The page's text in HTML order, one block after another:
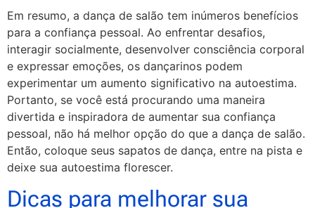
Em resumo, a dança de salão tem inúmeros benefícios
para a confiança pessoal. Ao enfrentar desafios,
interagir socialmente, desenvolver consciência corporal
e expressar emoções, os dançarinos podem
experimentar um aumento significativo na autoestima.
Portanto, se você está procurando uma maneira
divertida e inspiradora de aumentar sua confiança
pessoal, não há melhor opção do que a dança de salão.
Então, coloque seus sapatos de dança, entre na pista e
deixe sua autoestima florescer.
Dicas para melhorar sua